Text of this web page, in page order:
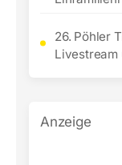
26. Pöhler
Livestream
Anzeige